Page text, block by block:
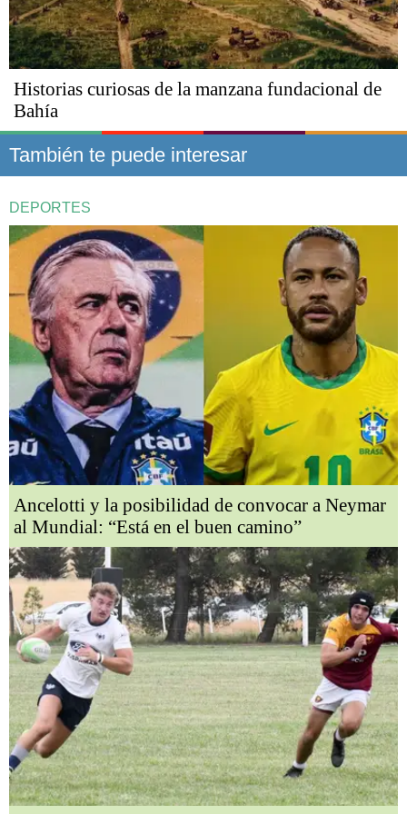
Historias curiosas de la manzana fundacional de
Bahía
También te puede interesar
DEPORTES
Ancelotti y la posibilidad de convocar a Neymar
al Mundial: “Está en el buen camino”